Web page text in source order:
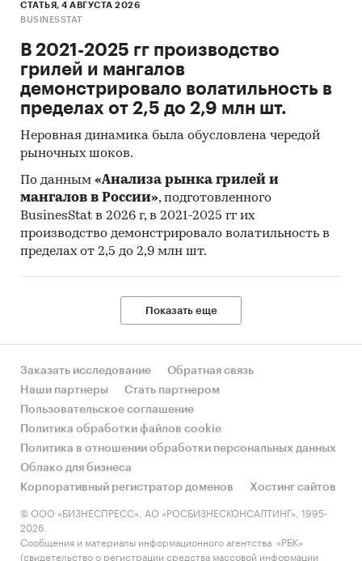
СТАТЬЯ, 4 АВГУСТА 2026
BUSINESSTAT
В 2021-2025 гг производство
грилей и мангалов
демонстрировало волатильность в
пределах от 2,5 до 2,9 млн шт.
Неровная динамика была обусловлена чередой
рыночных шоков.
По данным «Анализа рынка грилей и
мангалов в России», подготовленного
BusinesStat в 2026 г, в 2021-2025 гг их
производство демонстрировало волатильность в
пределах от 2,5 до 2,9 млн шт.
Показать еще
Заказать исследование
Обратная связь
Наши партнеры
Стать партнером
Пользовательское соглашение
Политика обработки файлов cookie
Политика в отношении обработки персональных данных
Облако для бизнеса
Корпоративный регистратор доменов
Хостинг сайтов
© ООО «БИЗНЕСПРЕСС», АО «РОСБИЗНЕСКОНСАЛТИНГ», 1995-
2026.
Сообщения и материалы информационного агентства «РБК»
(свидетельство о регистрации средства массовой информации